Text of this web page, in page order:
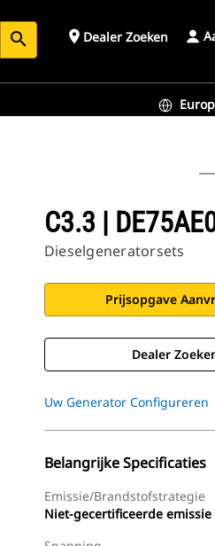
search place Dealer Zoeken
C3.3 |
Dieselgeneratorsets
Prijsopgave
Dealer
Uw Generator Configureren
Belangrijke Specificaties
Emissie/brandstofstrategie
Niet-gecertificeerde emissie